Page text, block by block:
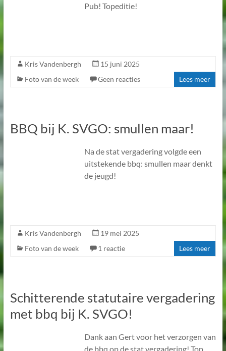
Pub! Topeditie!
Kris Vandenbergh
15 juni 2025
Foto van de week
Geen reacties Lees meer
BBQ bij K. SVGO: smullen maar!
Na de stat vergadering volgde een
uitstekende bbq: smullen maar denkt
de jeugd!
Kris Vandenbergh
19 mei 2025
Foto van de week
1 reactie Lees meer
Schitterende statutaire vergadering
met bbq bij K. SVGO!
Dank aan Gert voor het verzorgen van
de bbq op de stat vergadering! Top